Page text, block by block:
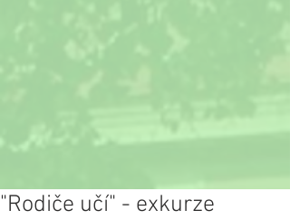
"Rodiče učí" - exkurze